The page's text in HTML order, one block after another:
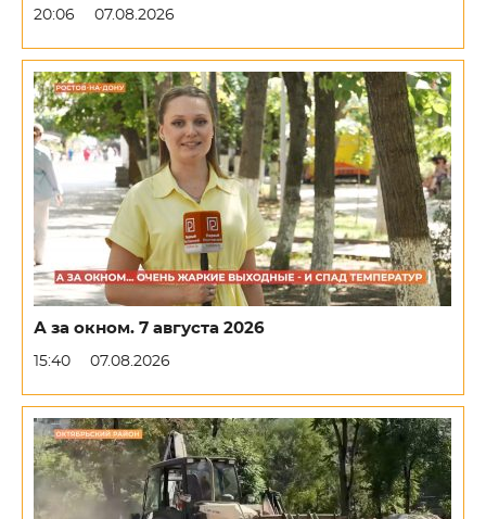
20:06 07.08.2026
А за окном. 7 августа 2026
15:40 07.08.2026